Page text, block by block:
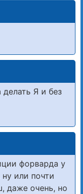
делать Я и без
форварда у
или почти
даже очень, но